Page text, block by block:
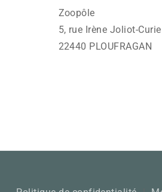
Zoopôle
5, rue Irène Joliot-Curie
22440 PLOUFRAGAN